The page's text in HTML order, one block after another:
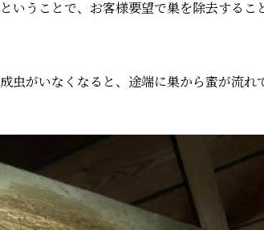
いうことで、お客様要望で巣を除去するこ
虫がいなくなると、途端に巣から蜜が流れ